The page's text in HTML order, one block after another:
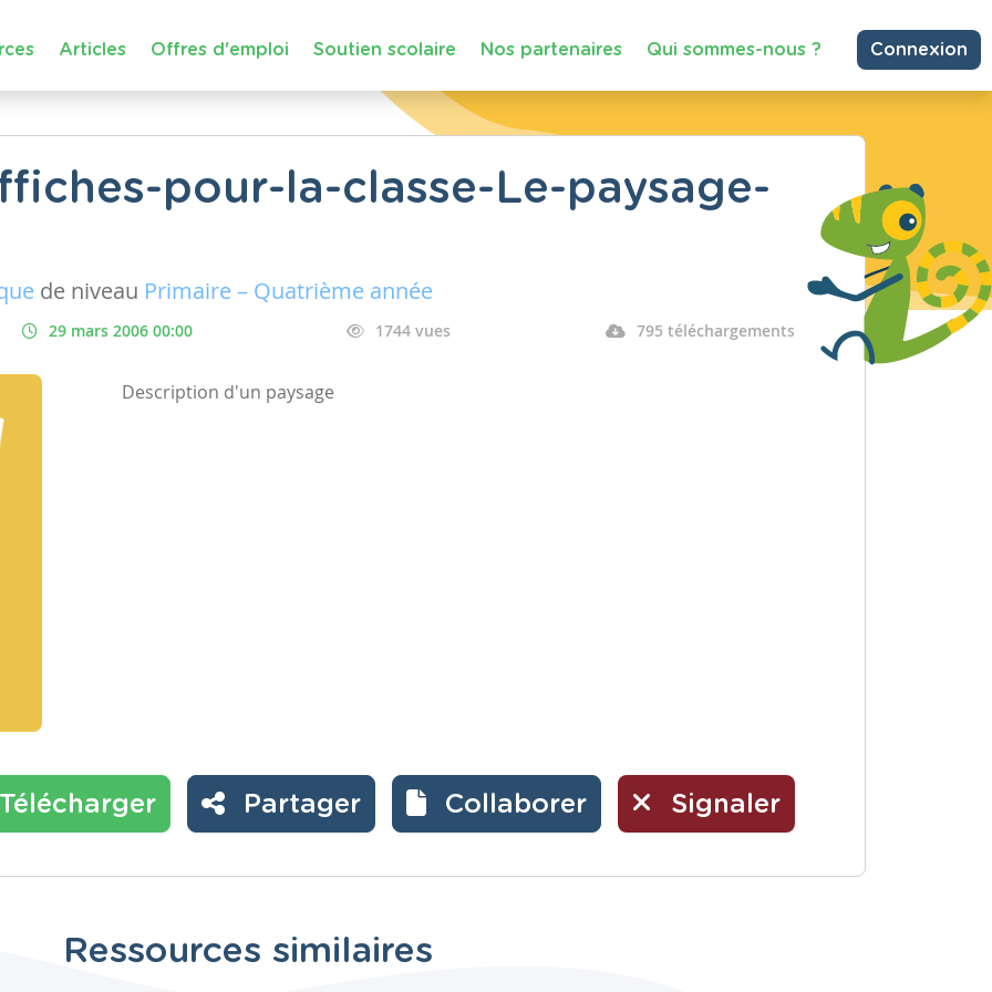
Articles Offres d'emploi Soutien scolaire Nos partenaires Qui sommes-nous ? Connexion
pour-la-classe-Le-paysage-
de niveau Primaire – Quatrième année
29 mars 2006 00:00 1744 vues 795 téléchargements
Description d'un paysage
Partager Collaborer Signaler
Ressources similaires